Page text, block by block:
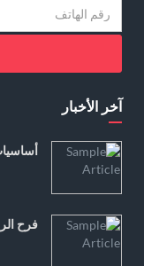
آخر الأخبار
فرح